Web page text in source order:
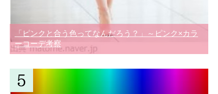
「ピンクと合う色ってなんだろう？」～ピンク×カラ
ーコーデ考察